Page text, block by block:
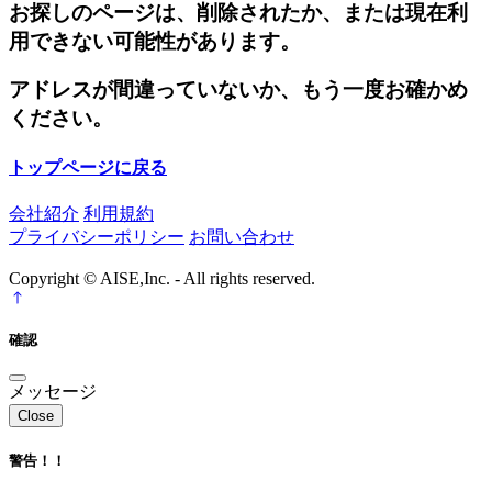
お探しのページは、削除されたか、または現在利
用できない可能性があります。
アドレスが間違っていないか、もう一度お確かめ
ください。
トップページに戻る
会社紹介 利用規約
プライバシーポリシー お問い合わせ
Copyright © AISE,Inc. - All rights reserved.
確認
メッセージ
Close
警告！！